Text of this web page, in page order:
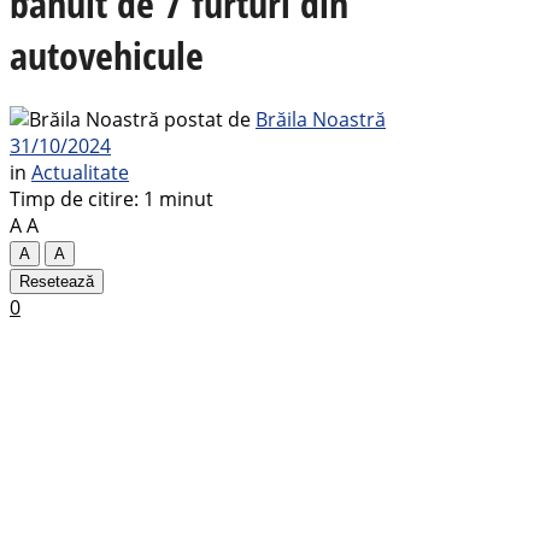
autovehicule
postat de Brăila Noastră
31/10/2024
in Actualitate
Timp de citire: 1 minut
AA
A
A
Resetează
0